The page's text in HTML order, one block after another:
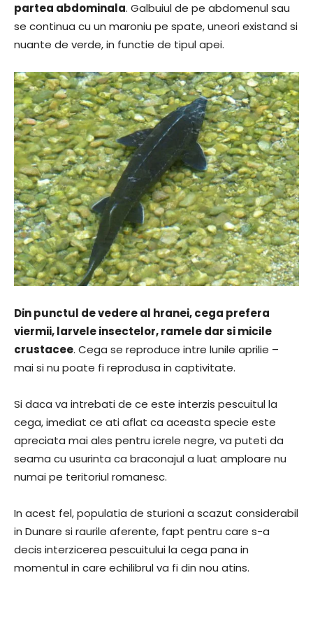
partea abdominala. Galbuiul de pe abdomenul sau
se continua cu un maroniu pe spate, uneori existand si
nuante de verde, in functie de tipul apei.
Din punctul de vedere al hranei, cega prefera
viermii, larvele insectelor, ramele dar si micile
crustacee. Cega se reproduce intre lunile aprilie –
mai si nu poate fi reprodusa in captivitate.
Si daca va intrebati de ce este interzis pescuitul la
cega, imediat ce ati aflat ca aceasta specie este
apreciata mai ales pentru icrele negre, va puteti da
seama cu usurinta ca braconajul a luat amploare nu
numai pe teritoriul romanesc.
In acest fel, populatia de sturioni a scazut considerabil
in Dunare si raurile aferente, fapt pentru care s-a
decis interzicerea pescuitului la cega pana in
momentul in care echilibrul va fi din nou atins.